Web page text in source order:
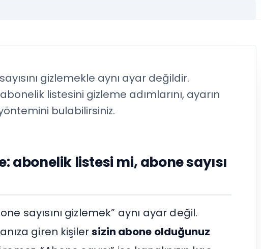
gizlemekle aynı ayar değildir.
listesini gizleme adımlarını, ayarın
bulabilirsiniz.
abonelik listesi mi, abone sayısı
sayısını gizlemek” aynı ayar değil.
giren kişilersizin abone olduğunuz